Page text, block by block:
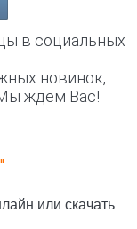
в социальных
новинок,
ждём Вас!
или скачать